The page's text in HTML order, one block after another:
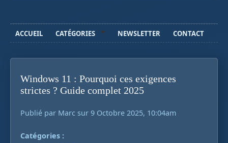
ACCUEIL CATÉGORIES NEWSLETTER CONTACT
Windows 11 : Pourquoi ces exigences
strictes ? Guide complet 2025
Publié par Marc sur 9 Octobre 2025, 10:04am
Catégories :